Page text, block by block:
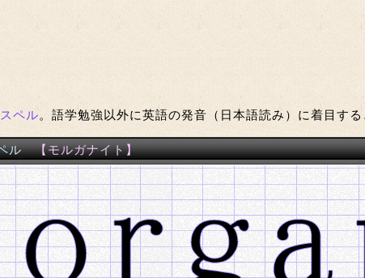
ペル。語学勉強以外に英語の発音（日本語読み）に着目す
ル 【モルガナイト】